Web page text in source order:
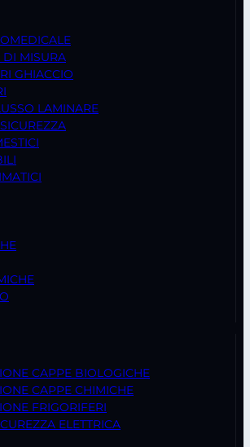
DI MISURA
GHIACCIO
LAMINARE
CAPPE BIOLOGICHE
CAPPE CHIMICHE
FRIGORIFERI
ELETTRICA